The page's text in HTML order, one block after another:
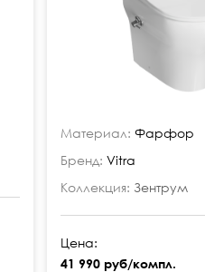
Материал: Фарфор
Бренд: Vitra
Коллекция: Зентрум
Цена:
41 990 руб/компл.